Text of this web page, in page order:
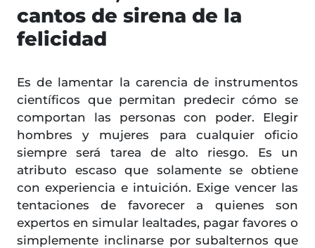
cantos de sirena de la
felicidad
Es de lamentar la carencia de instrumentos
científicos que permitan predecir cómo se
comportan las personas con poder. Elegir
hombres y mujeres para cualquier oficio
siempre será tarea de alto riesgo. Es un
atributo escaso que solamente se obtiene
con experiencia e intuición. Exige vencer las
tentaciones de favorecer a quienes son
expertos en simular lealtades, pagar favores o
simplemente inclinarse por subalternos que